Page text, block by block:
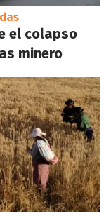
el colapso
minero